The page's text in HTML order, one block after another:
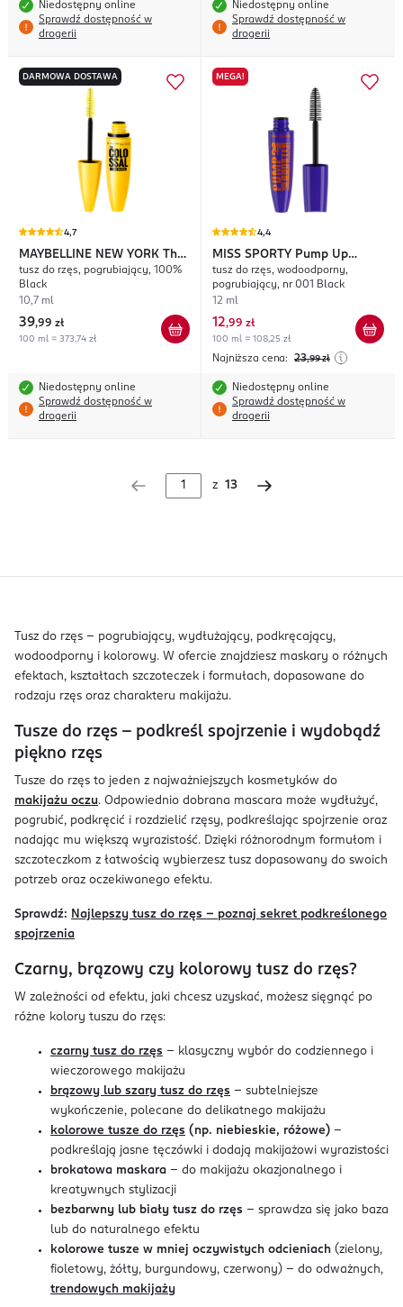
Niedostępny online
Sprawdź dostępność w
drogerii
Niedostępny online
Sprawdź dostępność w
drogerii
DARMOWA DOSTAWA
4,7
MAYBELLINE NEW YORK The
Colossal
tusz do rzęs, pogrubiający, 100%
Black
10,7 ml
39,99 zł
100 ml = 373,74 zł
Niedostępny online
Sprawdź dostępność w
drogerii
MEGA!
4,4
MISS SPORTY Pump Up
Booster
tusz do rzęs, wodoodporny,
pogrubiający, nr 001 Black
12 ml
12,99 zł
100 ml = 108,25 zł
Najniższa cena: 23,99 zł
Niedostępny online
Sprawdź dostępność w
drogerii
z 13
Tusz do rzęs – pogrubiający, wydłużający, podkręcający,
wodoodporny i kolorowy. W ofercie znajdziesz maskary o różnych
efektach, kształtach szczoteczek i formułach, dopasowane do
rodzaju rzęs oraz charakteru makijażu.
Tusze do rzęs – podkreśl spojrzenie i wydobądź
piękno rzęs
Tusze do rzęs to jeden z najważniejszych kosmetyków do
makijażu oczu. Odpowiednio dobrana mascara może wydłużyć,
pogrubić, podkręcić i rozdzielić rzęsy, podkreślając spojrzenie oraz
nadając mu większą wyrazistość. Dzięki różnorodnym formułom i
szczoteczkom z łatwością wybierzesz tusz dopasowany do swoich
potrzeb oraz oczekiwanego efektu.
Sprawdź: Najlepszy tusz do rzęs – poznaj sekret podkreślonego
spojrzenia
Czarny, brązowy czy kolorowy tusz do rzęs?
W zależności od efektu, jaki chcesz uzyskać, możesz sięgnąć po
różne kolory tuszu do rzęs:
czarny tusz do rzęs – klasyczny wybór do codziennego i
wieczorowego makijażu
brązowy lub szary tusz do rzęs – subtelniejsze
wykończenie, polecane do delikatnego makijażu
kolorowe tusze do rzęs (np. niebieskie, różowe) –
podkreślają jasne tęczówki i dodają makijażowi wyrazistości
brokatowa maskara – do makijażu okazjonalnego i
kreatywnych stylizacji
bezbarwny lub biały tusz do rzęs – sprawdza się jako baza
lub do naturalnego efektu
kolorowe tusze w mniej oczywistych odcieniach (zielony,
fioletowy, żółty, burgundowy, czerwony) – do odważnych,
trendowych makijaży